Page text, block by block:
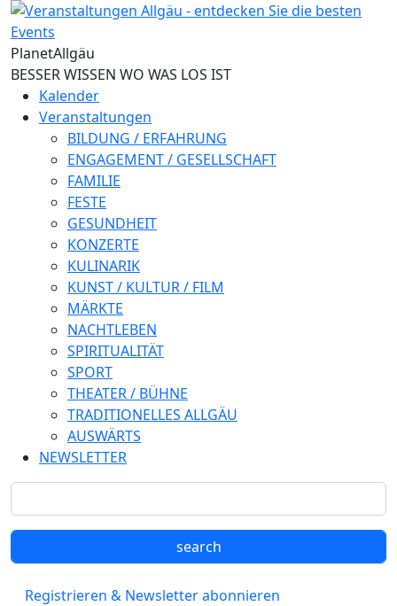
Direkt zum Inhalt
PlanetAllgäu
BESSER WISSEN WO WAS LOS IST
Kalender
Veranstaltungen
BILDUNG / ERFAHRUNG
ENGAGEMENT / GESELLSCHAFT
FAMILIE
FESTE
GESUNDHEIT
KONZERTE
KULINARIK
KUNST / KULTUR / FILM
MÄRKTE
NACHTLEBEN
SPIRITUALITÄT
SPORT
THEATER / BÜHNE
TRADITIONELLES ALLGÄU
AUSWÄRTS
NEWSLETTER
Registrieren & Newsletter abonnieren